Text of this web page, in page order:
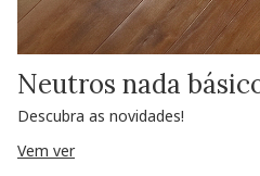
Neutros nada
Descubra as novidades!
Vem ver